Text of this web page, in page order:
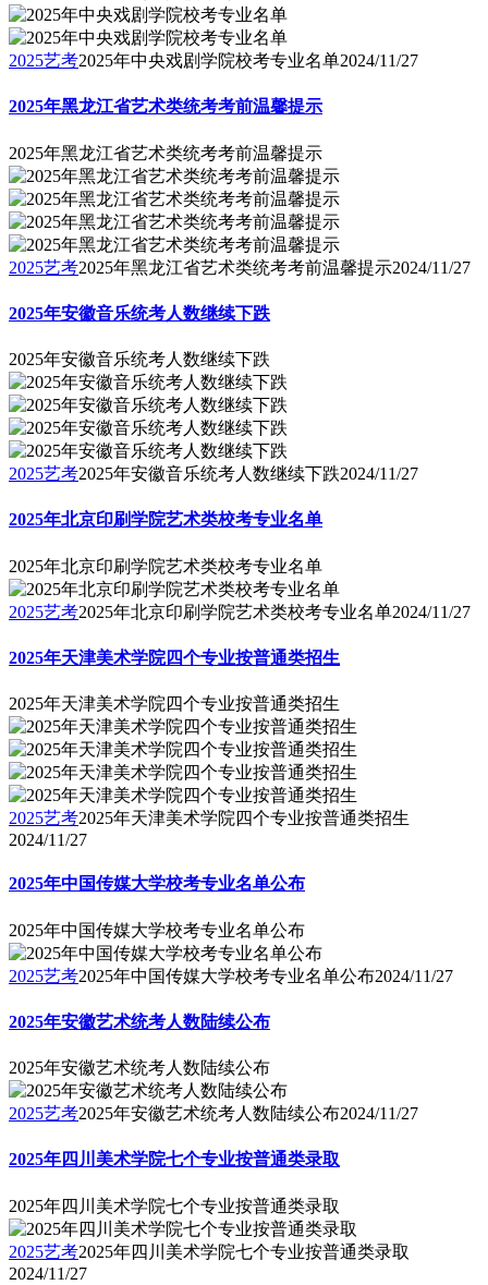
2025艺考2025年中央戏剧学院校考专业名单2024/11/27
2025年黑龙江省艺术类统考考前温馨提示
2025年黑龙江省艺术类统考考前温馨提示
2025艺考2025年黑龙江省艺术类统考考前温馨提示2024/11/27
2025年安徽音乐统考人数继续下跌
2025年安徽音乐统考人数继续下跌
2025艺考2025年安徽音乐统考人数继续下跌2024/11/27
2025年北京印刷学院艺术类校考专业名单
2025年北京印刷学院艺术类校考专业名单
2025艺考2025年北京印刷学院艺术类校考专业名单2024/11/27
2025年天津美术学院四个专业按普通类招生
2025年天津美术学院四个专业按普通类招生
2025艺考2025年天津美术学院四个专业按普通类招生
2024/11/27
2025年中国传媒大学校考专业名单公布
2025年中国传媒大学校考专业名单公布
2025艺考2025年中国传媒大学校考专业名单公布2024/11/27
2025年安徽艺术统考人数陆续公布
2025年安徽艺术统考人数陆续公布
2025艺考2025年安徽艺术统考人数陆续公布2024/11/27
2025年四川美术学院七个专业按普通类录取
2025年四川美术学院七个专业按普通类录取
2025艺考2025年四川美术学院七个专业按普通类录取
2024/11/27